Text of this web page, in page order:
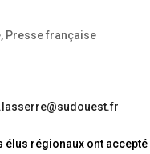
, Presse française
élus régionaux ont